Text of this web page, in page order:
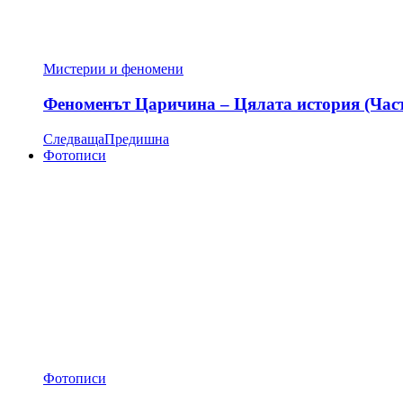
Мистерии и феномени
Феноменът Царичина – Цялата история
СледващаПредишна
Фотописи
Фотописи